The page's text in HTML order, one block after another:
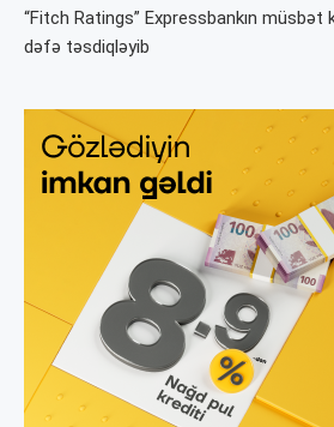
“Fitch Ratings” Expressbankın
dəfə təsdiqləyib